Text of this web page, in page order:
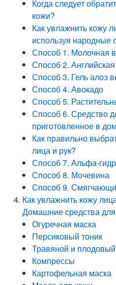
Когда следует
кожи?
Как увлажнить кожу
используя народные
Способ 1. Молочная
Способ 2.
Способ 3. Гель алоэ
Способ 4. Авокадо
Способ 5.
Способ 6. Средство
приготовленное в
Как правильно
лица и рук?
Способ 7. Альфа-
Способ 8. Мочевина
Способ 9.
Как увлажнить кожу
Домашние средства
Огуречная маска
Персиковый тоник
Травяной и
Компрессы
Картофельная маска